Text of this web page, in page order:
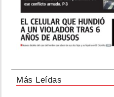
Más Leídas